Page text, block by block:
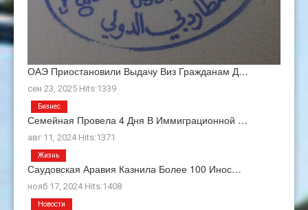
ОАЭ Приостановили Выдачу Виз Гражданам Д…
сен 23, 2025 Hits:1339
Семейная Провела 4 Дня В Иммиграционной …
авг 11, 2024 Hits:1371
Бизнес
Саудовская Аравия Казнила Более 100 Инос…
нояб 17, 2024 Hits:1408
Жизнь
Новости